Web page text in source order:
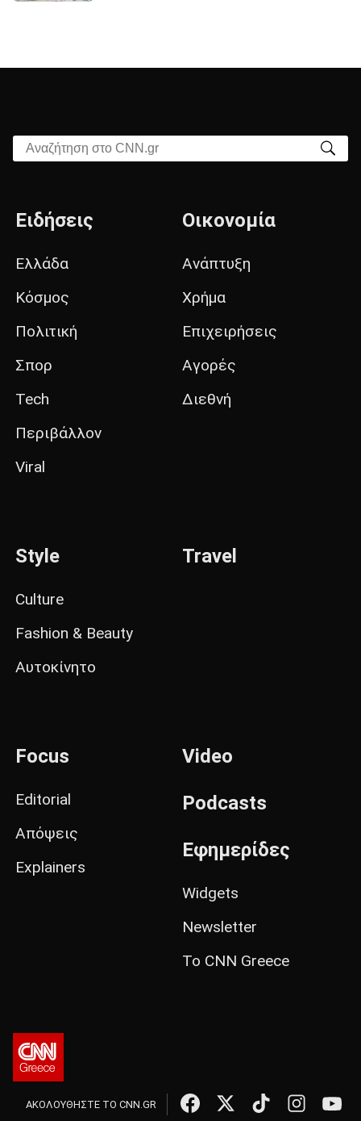
Αναζήτηση στο CNN.gr
Ειδήσεις
Ελλάδα
Κόσμος
Πολιτική
Σπορ
Tech
Περιβάλλον
Viral
Οικονομία
Ανάπτυξη
Χρήμα
Επιχειρήσεις
Αγορές
Διεθνή
Style
Culture
Fashion & Beauty
Αυτοκίνητο
Travel
Focus
Editorial
Απόψεις
Explainers
Video
Podcasts
Εφημερίδες
Widgets
Newsletter
Το CNN Greece
ΑΚΟΛΟΥΘΗΣΤΕ ΤΟ CNN.GR